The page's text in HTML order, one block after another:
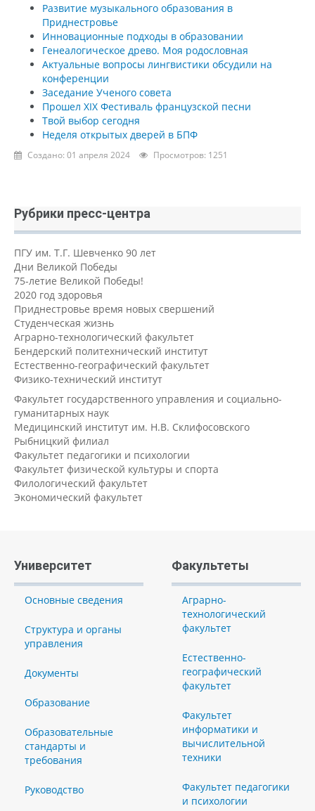
Развитие музыкального образования в
Приднестровье
Инновационные подходы в образовании
Генеалогическое древо. Моя родословная
Актуальные вопросы лингвистики обсудили на
конференции
Заседание Ученого совета
Прошел XIX Фестиваль французской песни
Твой выбор сегодня
Неделя открытых дверей в БПФ
Создано: 01 апреля 2024 Просмотров: 1251
Рубрики пресс-центра
ПГУ им. Т.Г. Шевченко 90 лет
Дни Великой Победы
75-летие Великой Победы!
2020 год здоровья
Приднестровье время новых свершений
Студенческая жизнь
Аграрно-технологический факультет
Бендерский политехнический институт
Естественно-географический факультет
Физико-технический институт
Факультет государственного управления и социально-
гуманитарных наук
Медицинский институт им. Н.В. Склифосовского
Рыбницкий филиал
Факультет педагогики и психологии
Факультет физической культуры и спорта
Филологический факультет
Экономический факультет
Университет
Основные сведения
Структура и органы
управления
Документы
Образование
Образовательные
стандарты и
требования
Руководство
Факультеты
Аграрно-
технологический
факультет
Естественно-
географический
факультет
Факультет
информатики и
вычислительной
техники
Факультет педагогики
и психологии